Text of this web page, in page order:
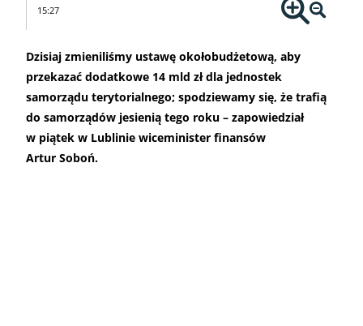
15:27
Dzisiaj zmieniliśmy ustawę okołobudżetową, aby
przekazać dodatkowe 14 mld zł dla jednostek
samorządu terytorialnego; spodziewamy się, że trafią
do samorządów jesienią tego roku – zapowiedział
w piątek w Lublinie wiceminister finansów
Artur Soboń.